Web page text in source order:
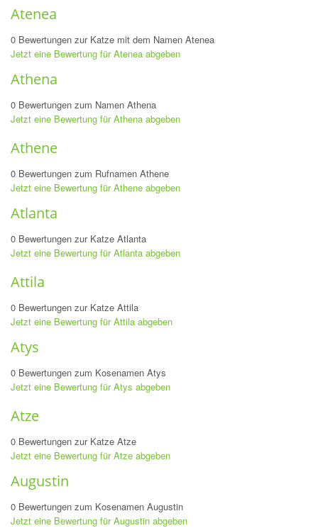
Atenea
0 Bewertungen zur Katze mit dem Namen Atenea
Jetzt eine Bewertung für Atenea abgeben
Athena
0 Bewertungen zum Namen Athena
Jetzt eine Bewertung für Athena abgeben
Athene
0 Bewertungen zum Rufnamen Athene
Jetzt eine Bewertung für Athene abgeben
Atlanta
0 Bewertungen zur Katze Atlanta
Jetzt eine Bewertung für Atlanta abgeben
Attila
0 Bewertungen zur Katze Attila
Jetzt eine Bewertung für Attila abgeben
Atys
0 Bewertungen zum Kosenamen Atys
Jetzt eine Bewertung für Atys abgeben
Atze
0 Bewertungen zur Katze Atze
Jetzt eine Bewertung für Atze abgeben
Augustin
0 Bewertungen zum Kosenamen Augustin
Jetzt eine Bewertung für Augustin abgeben